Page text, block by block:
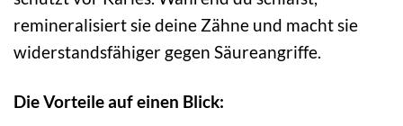
remineralisiert sie deine Zähne und macht sie
widerstandsfähiger gegen Säureangriffe.
Die Vorteile auf einen Blick: